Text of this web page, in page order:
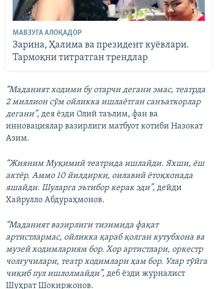
МАВЗУГА АЛОҚАДОР
Зарина, Ҳалима ва президент куёвлари.
Тармоқни титратган трендлар
“Маданият ходими бу отарчи дегани эмас, театрда
2 миллион сўм ойликка ишлаётган санъаткорлар
дегани”, дея ёзди Олий таълим, фан ва
инновациялар вазирлиги матбуот котиби Назокат
Азим.
“Жияним Муқимий театрида ишлайди. Яхши, ёш
актёр. Аммо 10 йилдирки, оилавий ётоқхонада
яшайди. Шуларга эътибор керак эди”, дейди
Хайрулло Абдураҳмонов.
“Маданият вазирлиги тизимида фақат
артистлармас, ойликка қараб қолган кутубхона ва
музей ходимлариям бор. Хор артистлари, оркестр
чолғучилари, театр ходимлари ҳам бор. Улар тўйга
чиқиб пул ишлолмайди”, деб ёзди журналист
Шуҳрат Шокиржонов.